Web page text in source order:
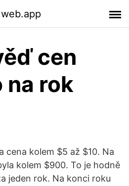
cen
na rok
cena kolem $5 až $10. Na
kolem $900. To je hodně
jeden rok. Na konci roku